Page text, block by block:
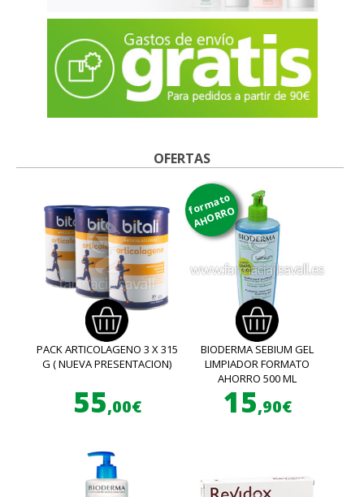
OFERTAS
PACK ARTICOLAGENO 3 X 315
G ( NUEVA PRESENTACION)
55,00€
formato
AHORRO
BIODERMA SEBIUM GEL
LIMPIADOR FORMATO
AHORRO 500 ML
15,90€